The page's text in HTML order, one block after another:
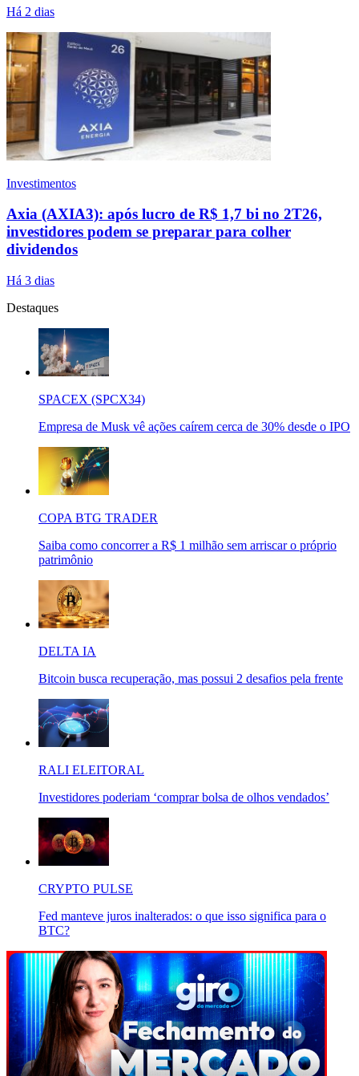
Há 2 dias
Investimentos
Axia (AXIA3): após lucro de R$ 1,7 bi no 2T26,
investidores podem se preparar para colher
dividendos
Há 3 dias
Destaques
SPACEX (SPCX34)
Empresa de Musk vê ações caírem cerca de 30% desde o IPO
COPA BTG TRADER
Saiba como concorrer a R$ 1 milhão sem arriscar o próprio
patrimônio
DELTA IA
Bitcoin busca recuperação, mas possui 2 desafios pela frente
RALI ELEITORAL
Investidores poderiam ‘comprar bolsa de olhos vendados’
CRYPTO PULSE
Fed manteve juros inalterados: o que isso significa para o
BTC?